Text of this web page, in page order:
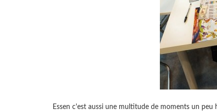
Essen c'est aussi une multitude de moments un